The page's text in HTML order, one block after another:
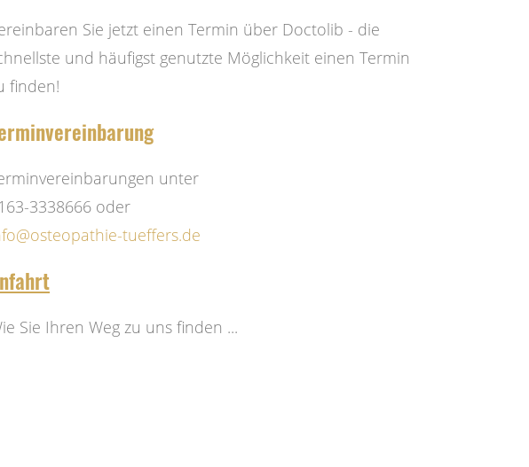
Sie jetzt einen Termin über Doctolib - die
und häufigst genutzte Möglichkeit einen Termin
finden!
unter
3338666 oder
Sie Ihren Weg zu uns finden ...